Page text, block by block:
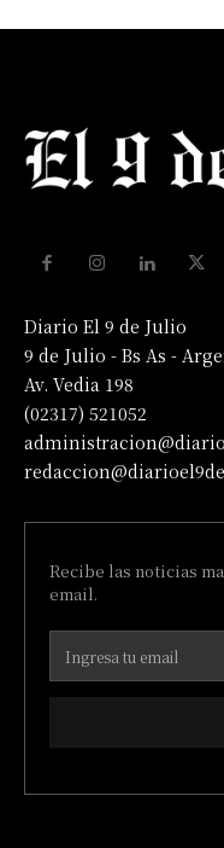
Diario El 9 de Julio
9 de Julio - Bs As -
Av. Vedia 198
(02317) 521052
Recibe las noticias
email.